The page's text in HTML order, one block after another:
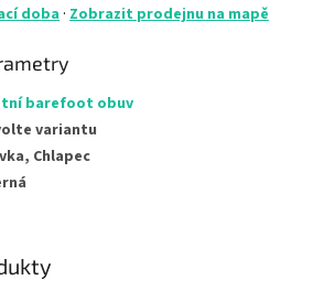
doba · Zobrazit prodejnu na mapě
barefoot obuv
variantu
Chlapec